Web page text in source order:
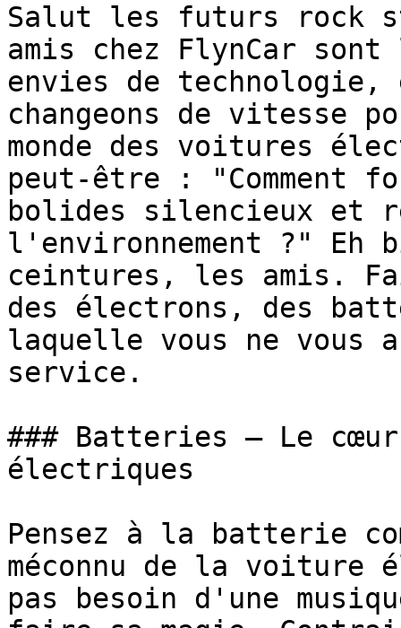
Salut les futurs rock
amis chez FlynCar
envies de
changeons de vitesse
monde des voitures
peut-être : "Comment
bolides silencieux et
l'environnement ?" Eh
ceintures, les amis.
des électrons, des
laquelle vous ne vous
service.
### Batteries – Le
électriques
Pensez à la batterie
méconnu de la
pas besoin d'une